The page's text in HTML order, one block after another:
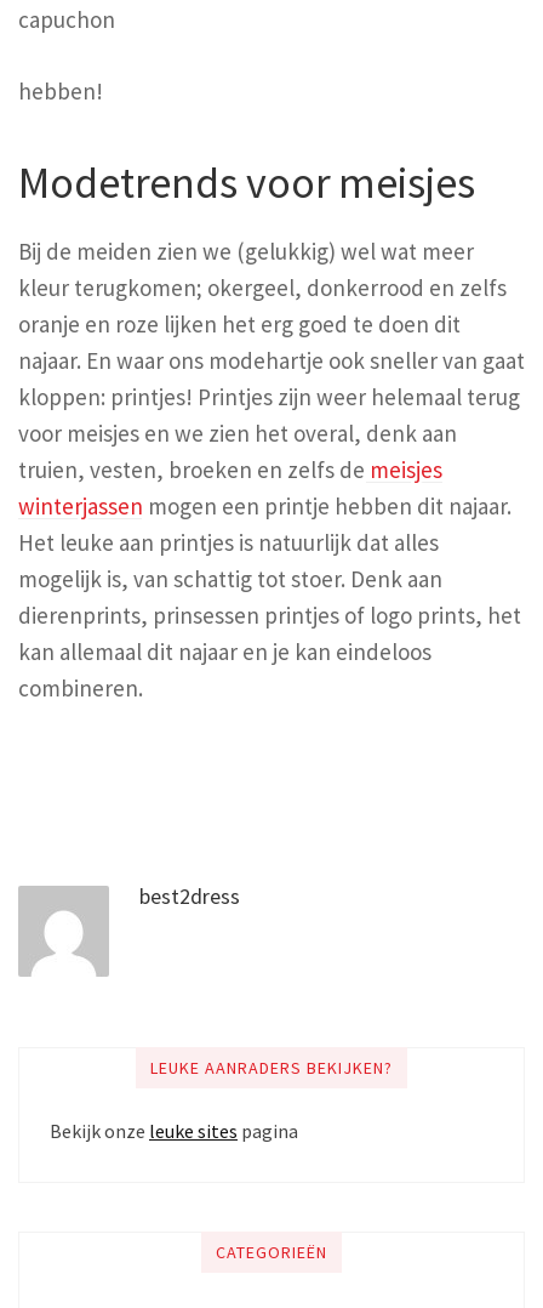
capuchon
hebben!
Modetrends voor meisjes
Bij de meiden zien we (gelukkig) wel wat meer
kleur terugkomen; okergeel, donkerrood en zelfs
oranje en roze lijken het erg goed te doen dit
najaar. En waar ons modehartje ook sneller van gaat
kloppen: printjes! Printjes zijn weer helemaal terug
voor meisjes en we zien het overal, denk aan
truien, vesten, broeken en zelfs de meisjes
winterjassen mogen een printje hebben dit najaar.
Het leuke aan printjes is natuurlijk dat alles
mogelijk is, van schattig tot stoer. Denk aan
dierenprints, prinsessen printjes of logo prints, het
kan allemaal dit najaar en je kan eindeloos
combineren.
best2dress
LEUKE AANRADERS BEKIJKEN?
Bekijk onze leuke sites pagina
CATEGORIEËN